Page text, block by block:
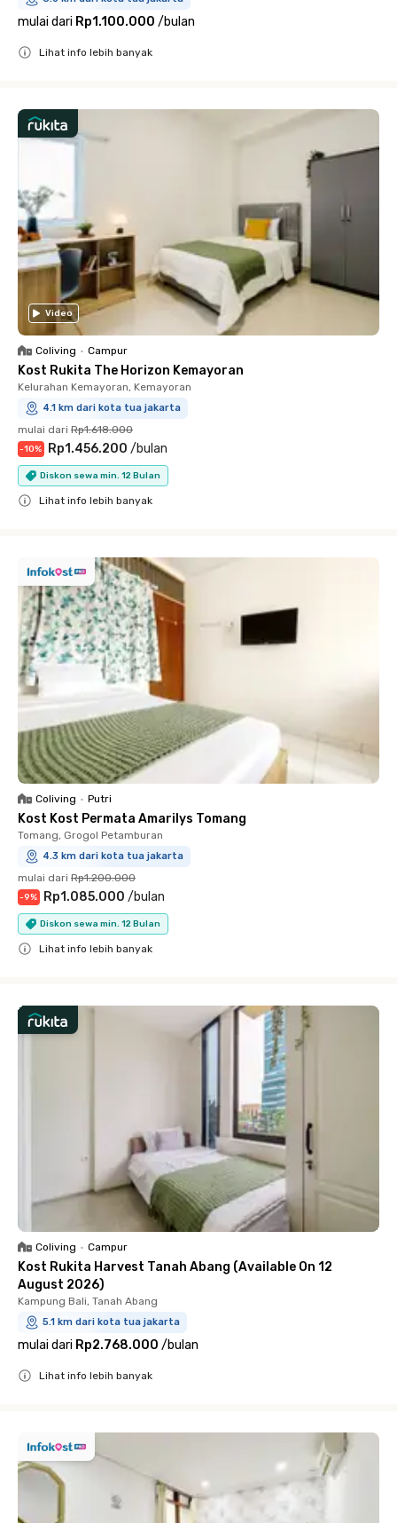
mulai dari Rp1.100.000 /bulan
Lihat info lebih banyak
Video
Coliving • Campur
Kost Rukita The Horizon Kemayoran
Kelurahan Kemayoran, Kemayoran
4.1 km dari kota tua jakarta
mulai dari Rp1.618.000
-10% Rp1.456.200 /bulan
Diskon sewa min. 12 Bulan
Lihat info lebih banyak
Coliving • Putri
Kost Kost Permata Amarilys Tomang
Tomang, Grogol Petamburan
4.3 km dari kota tua jakarta
mulai dari Rp1.200.000
-9% Rp1.085.000 /bulan
Diskon sewa min. 12 Bulan
Lihat info lebih banyak
Coliving • Campur
Kost Rukita Harvest Tanah Abang (Available On 12
August 2026)
Kampung Bali, Tanah Abang
5.1 km dari kota tua jakarta
mulai dari Rp2.768.000 /bulan
Lihat info lebih banyak